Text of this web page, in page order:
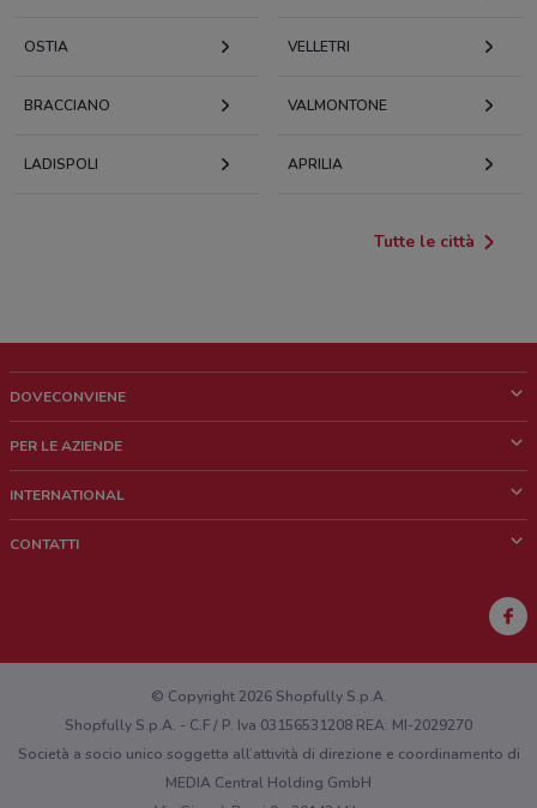
OSTIA VELLETRI
BRACCIANO VALMONTONE
LADISPOLI APRILIA
Tutte le città
DOVECONVIENE
Chi siamo
Lavora con noi
PER LE AZIENDE
Richieste commerciali e marketing
INTERNATIONAL
CONTATTI
Hai un malfunzionamento sul web o sull'app?
© Copyright 2026 Shopfully S.p.A.
Shopfully S.p.A. - C.F / P. Iva 03156531208 REA: MI-2029270
Società a socio unico soggetta all’attività di direzione e coordinamento di
MEDIA Central Holding GmbH